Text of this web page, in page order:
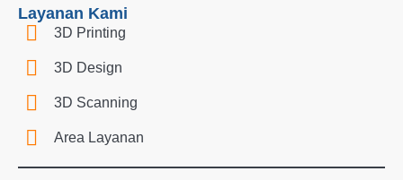
Layanan Kami
3D Printing
3D Design
3D Scanning
Area Layanan